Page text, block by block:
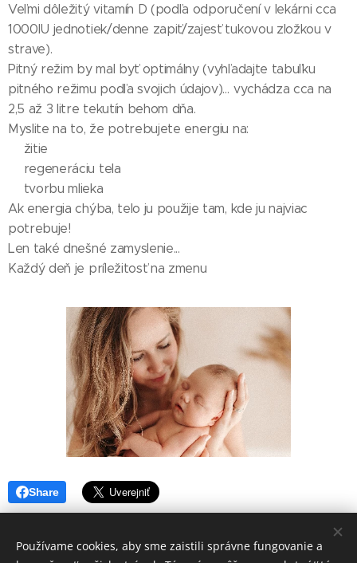
Veľmi dôležitý vitamín D (podľa odporučení v lekárni cca
1000IU jednotiek/denne zapiť/zajesť tukovou zložkou v
strave).
Pitný režim by mal byť optimálny (vyhľadajte tabuľku
pitného režimu podľa svojich údajov)… vychádza cca na
2,5 až 3 litre tekutín behom dňa.
Myslite na to, že potrebujete energiu na:
🤍žitie
🤍regeneráciu tela
🤍tvorbu mlieka
Ak energia chýba, telo ju použije tam, kde ju najviac
potrebuje!
Len také dnešné zamyslenie...
Každý deň je príležitosť na zmenu 🤍🙏
Share
Používame cookies, aby sme zaistili správne fungovanie a